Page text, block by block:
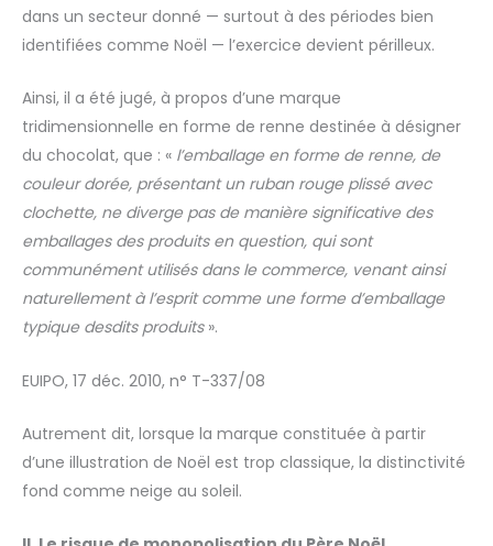
dans un secteur donné — surtout à des périodes bien
identifiées comme Noël — l’exercice devient périlleux.
Ainsi, il a été jugé, à propos d’une marque
tridimensionnelle en forme de renne destinée à désigner
du chocolat, que : « l’emballage en forme de renne, de
couleur dorée, présentant un ruban rouge plissé avec
clochette, ne diverge pas de manière significative des
emballages des produits en question, qui sont
communément utilisés dans le commerce, venant ainsi
naturellement à l’esprit comme une forme d’emballage
typique desdits produits».
EUIPO, 17 déc. 2010, n° T-337/08
Autrement dit, lorsque la marque constituée à partir
d’une illustration de Noël est trop classique, la distinctivité
fond comme neige au soleil.